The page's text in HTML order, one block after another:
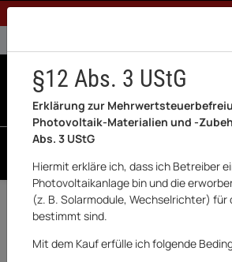
1% Rabatt bei Banküberweisung
Zurück Garten & Outdoor
§12 Abs. 3 UStG
Erklärung zur
Photovoltaik-Materialien und -
Abs. 3 UStG
Hiermit erkläre ich, dass ich Betreiber
Photovoltaikanlage bin und die
(z. B. Solarmodule, Wechselrichter) für
bestimmt sind.
Mit dem Kauf erfülle ich folgende